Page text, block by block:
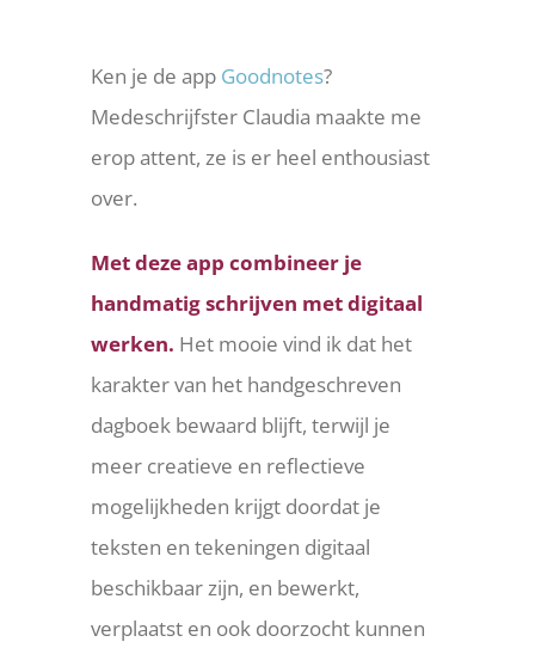
grotere
afbeelding
Ken je de app Goodnotes?
Medeschrijfster Claudia maakte me
erop attent, ze is er heel enthousiast
over.
Met deze app combineer je
handmatig schrijven met digitaal
werken. Het mooie vind ik dat het
karakter van het handgeschreven
dagboek bewaard blijft, terwijl je
meer creatieve en reflectieve
mogelijkheden krijgt doordat je
teksten en tekeningen digitaal
beschikbaar zijn, en bewerkt,
verplaatst en ook doorzocht kunnen